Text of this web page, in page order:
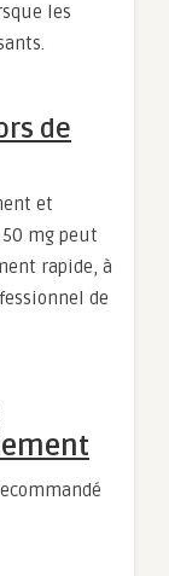
les
de
et
mg peut
rapide, à
de